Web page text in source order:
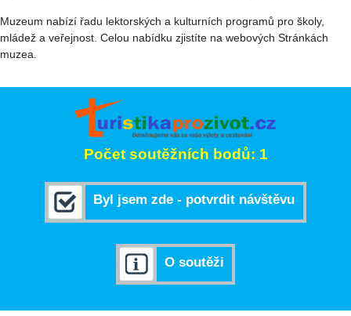
Muzeum nabízí řadu lektorských a kulturních programů pro školy,
mládež a veřejnost. Celou nabídku zjistíte na webových Stránkách
muzea.
Počet soutěžních bodů: 1
Byl jsem zde - potvrdit návštěvu
O soutěži